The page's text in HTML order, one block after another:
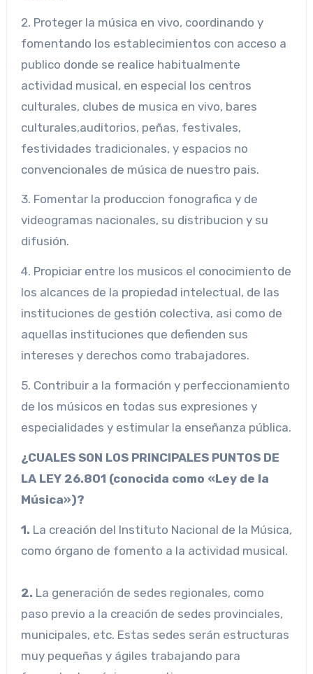
2. Proteger la música en vivo, coordinando y
fomentando los establecimientos con acceso a
publico donde se realice habitualmente
actividad musical, en especial los centros
culturales, clubes de musica en vivo, bares
culturales,auditorios, peñas, festivales,
festividades tradicionales, y espacios no
convencionales de música de nuestro pais.
3. Fomentar la produccion fonografica y de
videogramas nacionales, su distribucion y su
difusión.
4. Propiciar entre los musicos el conocimiento de
los alcances de la propiedad intelectual, de las
instituciones de gestión colectiva, asi como de
aquellas instituciones que defienden sus
intereses y derechos como trabajadores.
5. Contribuir a la formación y perfeccionamiento
de los músicos en todas sus expresiones y
especialidades y estimular la enseñanza pública.
¿CUALES SON LOS PRINCIPALES PUNTOS DE
LA LEY 26.801 (conocida como «Ley de la
Música»)?
1. La creación del Instituto Nacional de la Música,
como órgano de fomento a la actividad musical.
2. La generación de sedes regionales, como
paso previo a la creación de sedes provinciales,
municipales, etc. Estas sedes serán estructuras
muy pequeñas y ágiles trabajando para